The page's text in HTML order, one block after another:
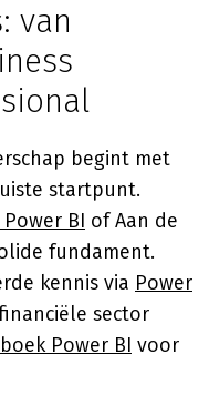
van
begint met
startpunt.
BI of Aan de
fundament.
kennis via Power
sector
Power BI voor